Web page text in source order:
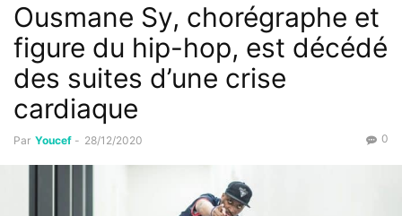
Ousmane Sy, chorégraphe et
figure du hip-hop, est décédé
des suites d’une crise
cardiaque
Par Youcef - 28/12/2020 0